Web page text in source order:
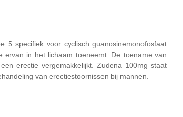
5 specifiek voor cyclisch guanosinemonofosfaat
ervan in het lichaam toeneemt. De toename van
erectie vergemakkelijkt. Zudena 100mg staat
van erectiestoornissen bij mannen.